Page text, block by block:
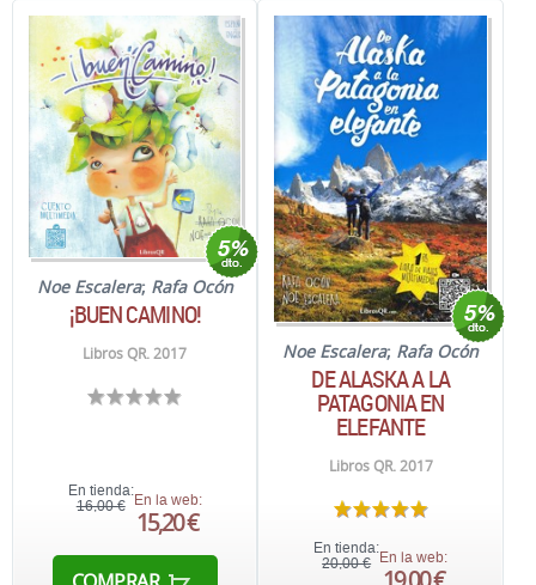
Noe Escalera; Rafa Ocón
¡BUEN CAMINO!
Libros QR. 2017
En tienda:
16,00 € En la web:
15,20 €
Noe Escalera; Rafa Ocón
DE ALASKA A LA
PATAGONIA EN
ELEFANTE
Libros QR. 2017
En tienda:
20,00 € En la web: